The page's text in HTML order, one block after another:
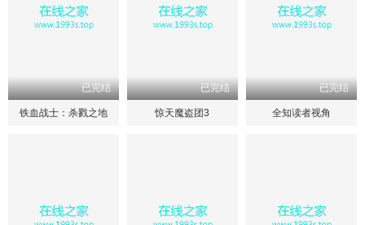
已完结
铁血战士：杀戮之地
已完结
惊天魔盗团3
已完结
全知读者视角